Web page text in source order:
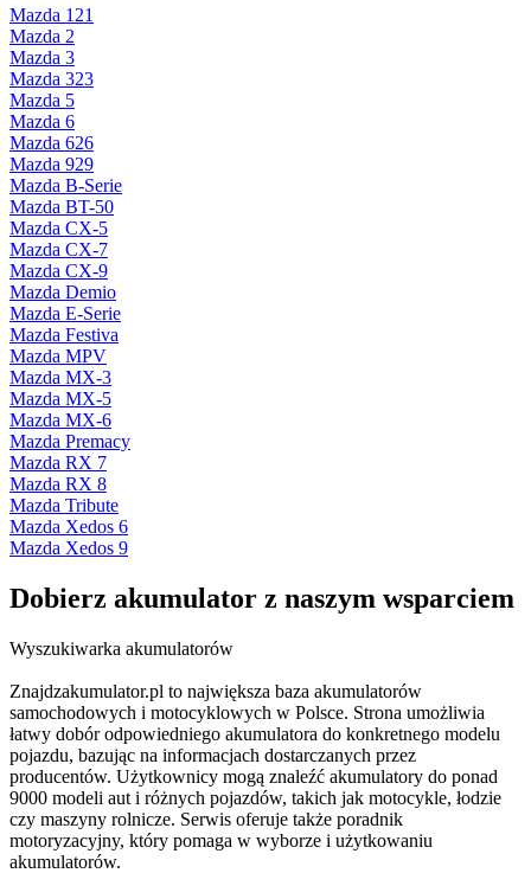
Mazda 121
Mazda 2
Mazda 3
Mazda 323
Mazda 5
Mazda 6
Mazda 626
Mazda 929
Mazda B-Serie
Mazda BT-50
Mazda CX-5
Mazda CX-7
Mazda CX-9
Mazda Demio
Mazda E-Serie
Mazda Festiva
Mazda MPV
Mazda MX-3
Mazda MX-5
Mazda MX-6
Mazda Premacy
Mazda RX 7
Mazda RX 8
Mazda Tribute
Mazda Xedos 6
Mazda Xedos 9
Dobierz akumulator z naszym wsparciem
Wyszukiwarka akumulatorów
Znajdzakumulator.pl to największa baza akumulatorów
samochodowych i motocyklowych w Polsce. Strona umożliwia
łatwy dobór odpowiedniego akumulatora do konkretnego modelu
pojazdu, bazując na informacjach dostarczanych przez
producentów. Użytkownicy mogą znaleźć akumulatory do ponad
9000 modeli aut i różnych pojazdów, takich jak motocykle, łodzie
czy maszyny rolnicze. Serwis oferuje także poradnik
motoryzacyjny, który pomaga w wyborze i użytkowaniu
akumulatorów.